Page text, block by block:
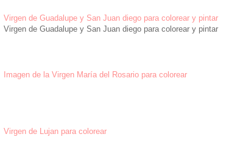
Virgen de Guadalupe y San Juan diego para colorear y pintar
Virgen de Guadalupe y San Juan diego para colorear y pintar
Imagen de la Virgen María del Rosario para colorear
Virgen de Lujan para colorear